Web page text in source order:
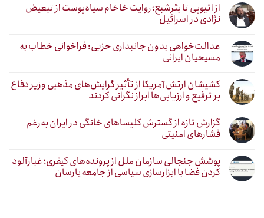
از اتیوپی تا بئرشبع؛ روایت خاخام سیاه‌پوست از تبعیض
نژادی در اسرائیل
عدالت‌خواهی بدون جانبداری حزبی: فراخوانی خطاب به
مسیحیان ایرانی
کشیشان ارتش آمریکا از تأثیر گرایش‌های مذهبی وزیر دفاع
بر ترفیع و ارزیابی‌ها ابراز نگرانی کردند
گزارش تازه از گسترش کلیساهای خانگی در ایران به‌رغم
فشارهای امنیتی
پوشش جنجالی سازمان ملل از پرونده‌های کیفری؛ غبارآلود
کردن فضا با ابزارسازی سیاسی از جامعه یارسان